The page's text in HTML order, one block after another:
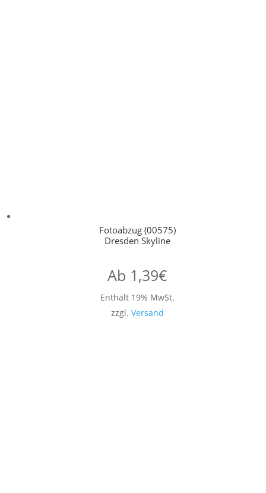
Fotoabzug (00575)
Dresden Skyline
Ab 1,39€
Enthält 19% MwSt.
zzgl. Versand